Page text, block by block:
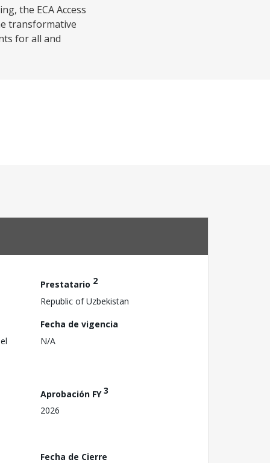
the ECA Access
transformative
for all and
Prestatario 2
Republic of Uzbekistan
Fecha de vigencia
N/A
Aprobación FY3
2026
Fecha de Cierre